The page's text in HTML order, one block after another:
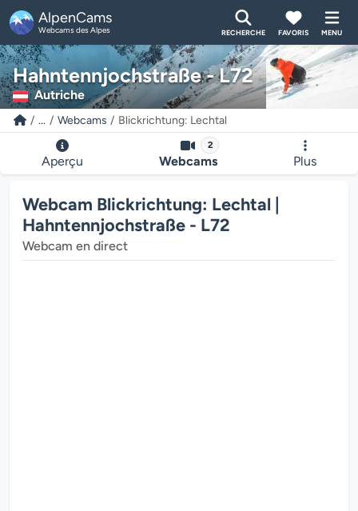
AlpenCams
Webcams des Alpes RECHERCHE FAVORIS MENU
Hahntennjochstraße - L72
Autriche
... Webcams Blickrichtung: Lechtal
Aperçu
2
Webcams Plus
Webcam Blickrichtung: Lechtal |
Hahntennjochstraße - L72
Webcam en direct